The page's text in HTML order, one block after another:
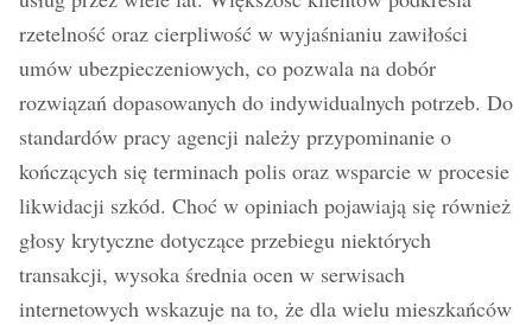
rzetelność oraz cierpliwość w wyjaśnianiu zawiłości
umów ubezpieczeniowych, co pozwala na dobór
rozwiązań dopasowanych do indywidualnych potrzeb. Do
standardów pracy agencji należy przypominanie o
kończących się terminach polis oraz wsparcie w procesie
likwidacji szkód. Choć w opiniach pojawiają się również
głosy krytyczne dotyczące przebiegu niektórych
transakcji, wysoka średnia ocen w serwisach
internetowych wskazuje na to, że dla wielu mieszkańców